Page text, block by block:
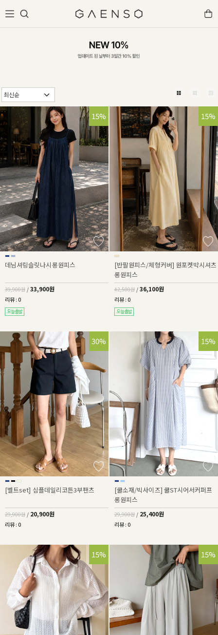
15%
데님셔링슬릿나시롱원피스
39,900원 / 33,900원
리뷰 : 0
15%
[반팔원피스/체형커버] 원포켓박시셔츠
롱원피스
42,500원 / 36,100원
리뷰 : 0
30%
[벨트set] 심플데일리코튼3부팬츠
29,900원 / 20,900원
리뷰 : 0
15%
[쿨소재/빅사이즈] 쿨ST시어서커퍼프
롱원피스
29,900원 / 25,400원
리뷰 : 0
15% 15%